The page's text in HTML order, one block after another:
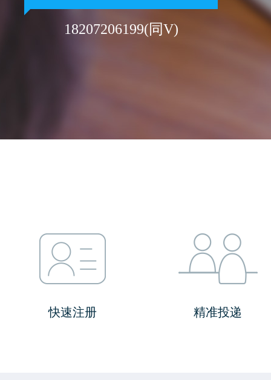
18207206199(同V)
快速注册 精准投递